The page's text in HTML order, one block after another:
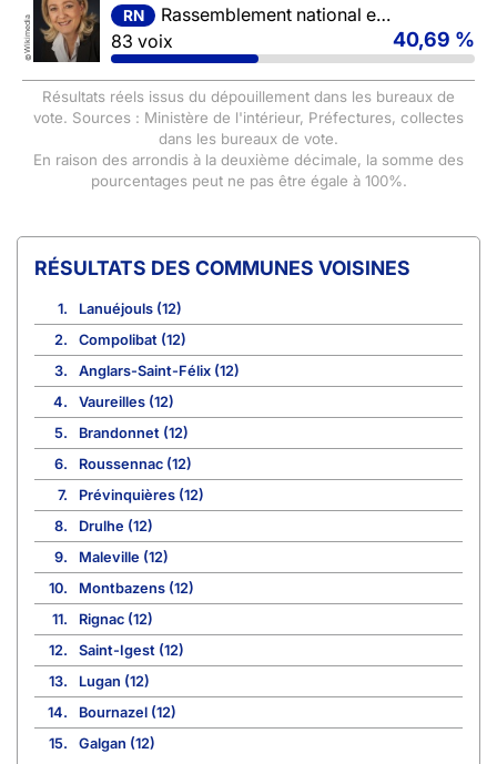
©
Wikimedia RN
Rassemblement national et ses alliés
83 voix
40,69 %
Résultats réels issus du dépouillement dans les bureaux de
vote. Sources : Ministère de l'intérieur, Préfectures, collectes
dans les bureaux de vote.
En raison des arrondis à la deuxième décimale, la somme des
pourcentages peut ne pas être égale à 100%.
COMMUNES VOISINES
1.
Lanuéjouls (12)
2.
Compolibat (12)
3.
Anglars-Saint-Félix (12)
4.
Vaureilles (12)
5.
Brandonnet (12)
6.
Roussennac (12)
7.
Prévinquières (12)
8.
Drulhe (12)
9.
Maleville (12)
10.
Montbazens (12)
11.
Rignac (12)
12.
Saint-Igest (12)
13.
Lugan (12)
14.
Bournazel (12)
15.
Galgan (12)